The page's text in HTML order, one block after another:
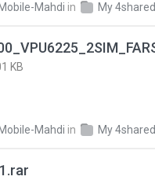
Mobile-Mahdi in My 4shared
KB
Mobile-Mahdi in My 4shared